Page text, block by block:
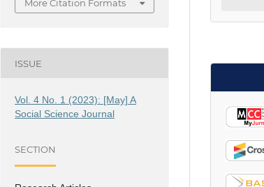
More Citation Formats
ISSUE
Vol. 4 No. 1 (2023): [May] A
Social Science Journal
SECTION